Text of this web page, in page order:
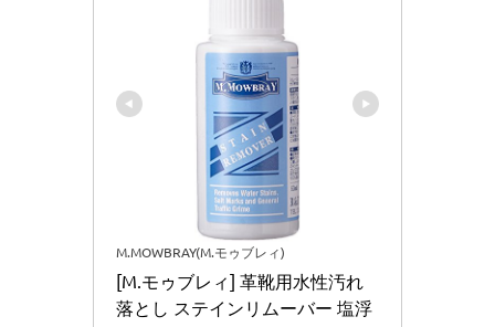
M.MOWBRAY(M.モゥブレィ)
[M.モゥブレィ] 革靴用水性汚れ
落とし ステインリムーバー 塩浮